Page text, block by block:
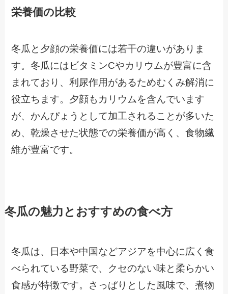
栄養価の比較
冬瓜と夕顔の栄養価には若干の違いがありま
す。冬瓜にはビタミンCやカリウムが豊富に含
まれており、利尿作用があるためむくみ解消に
役立ちます。夕顔もカリウムを含んでいます
が、かんぴょうとして加工されることが多いた
め、乾燥させた状態での栄養価が高く、食物繊
維が豊富です。
冬瓜の魅力とおすすめの食べ方
冬瓜は、日本や中国などアジアを中心に広く食
べられている野菜で、クセのない味と柔らかい
食感が特徴です。さっぱりとした風味で、煮物